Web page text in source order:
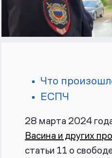
Что
ЕСПЧ
28 марта 2024
Васина и других
статьи 11 о